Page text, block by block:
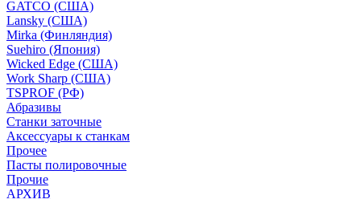
GATCO (США)
Lansky (США)
Mirka (Финляндия)
Suehiro (Япония)
Wicked Edge (США)
Work Sharp (США)
TSPROF (РФ)
Абразивы
Станки заточные
Аксессуары к станкам
Прочее
Пасты полировочные
Прочие
АРХИВ